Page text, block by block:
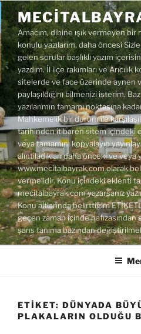
İçeriğe
geç
Amacım, dibine ışık vermeyen bir
konulu yazılarım, daha öncesi
gelen sorular başlıklı yazım
yazdım. İl ilçe rakımları ve Arıcılık
sitelerde ve face üzerinde aynen
paylaşıldığını bilmenizi isterim.
yazılarımın tamamı noktasına
Mahkemelik bir durum ile
tarihinden itibaren sitem içindeki
veya tamamını kopyalayıp
alıntıladıkları daha önceki ve veya
www.mecitalbayrak.com olarak
vermelidir. Konu içindeki eklenti
mecitalbayrak.com yazarsanız
Konu altlarında belirttiğim
geçen zaman içinde
şans tanıma bazından
ETIKET: DÜNYADA
PLAKALARIN OLDUĞU